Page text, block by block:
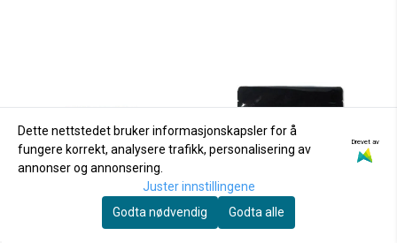
Dette nettstedet bruker informasjonskapsler for å
fungere korrekt, analysere trafikk, personalisering av
annonser og annonsering.
Drevet av
Juster innstillingene
Godta nødvendig
Godta alle